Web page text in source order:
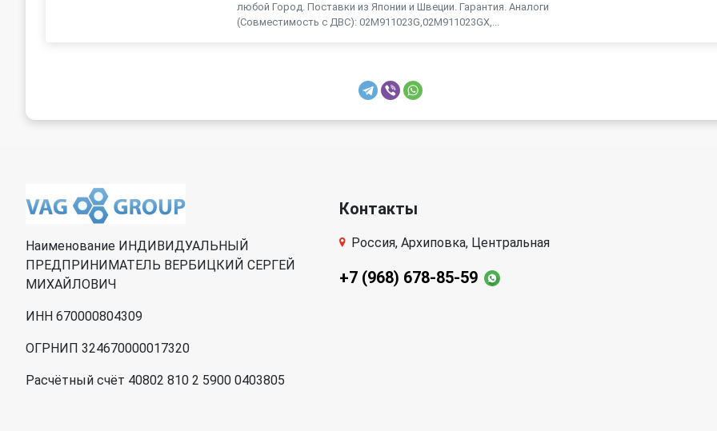
любой Город. Поставки из Японии и Швеции. Гарантия. Аналоги
(Совместимость с ДВС): 02M911023G,02M911023GX,...
Наименование ИНДИВИДУАЛЬНЫЙ
ПРЕДПРИНИМАТЕЛЬ ВЕРБИЦКИЙ СЕРГЕЙ
МИХАЙЛОВИЧ
ИНН 670000804309
ОГРНИП 324670000017320
Расчётный счёт 40802 810 2 5900 0403805
Контакты
Россия, Архиповка, Центральная
+7 (968) 678-85-59